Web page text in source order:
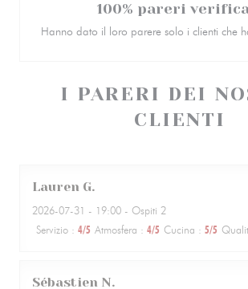
I PARERI DEI
CLIENTI
Lauren G
2026-07-31 - 19:00 - Ospiti 2
Servizio : 4/5 Atmosfera : 4/5 Cucina : 5/5
Sébastien N
100% pareri
Hanno dato il loro parere solo i clienti che